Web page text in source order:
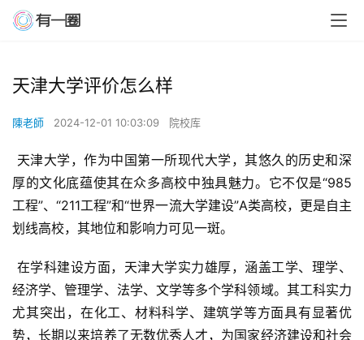
天津大学评价怎么样
陳老師 2024-12-01 10:03:09 院校库
厚的文化底蕴使其在众多高校中独具魅力。它不仅是“985
工程”、“211工程”和“世界一流大学建设”A类高校，更是自主
划线高校，其地位和影响力可见一斑。
经济学、管理学、法学、文学等多个学科领域。其工科实力
尤其突出，在化工、材料科学、建筑学等方面具有显著优
势，长期以来培养了无数优秀人才，为国家经济建设和社会